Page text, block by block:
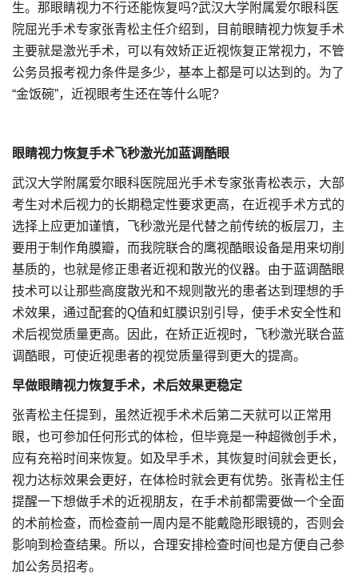
生。那眼睛视力不行还能恢复吗?武汉大学附属爱尔眼科医
院屈光手术专家张青松主任介绍到，目前眼睛视力恢复手术
主要就是激光手术，可以有效矫正近视恢复正常视力，不管
公务员报考视力条件是多少，基本上都是可以达到的。为了
“金饭碗”，近视眼考生还在等什么呢?
眼睛视力恢复手术飞秒激光加蓝调酷眼
武汉大学附属爱尔眼科医院屈光手术专家张青松表示，大部
考生对术后视力的长期稳定性要求更高，在近视手术方式的
选择上应更加谨慎，飞秒激光是代替之前传统的板层刀，主
要用于制作角膜瓣，而我院联合的鹰视酷眼设备是用来切削
基质的，也就是修正患者近视和散光的仪器。由于蓝调酷眼
技术可以让那些高度散光和不规则散光的患者达到理想的手
术效果，通过配套的Q值和虹膜识别引导，使手术安全性和
术后视觉质量更高。因此，在矫正近视时，飞秒激光联合蓝
调酷眼，可使近视患者的视觉质量得到更大的提高。
早做眼睛视力恢复手术，术后效果更稳定
张青松主任提到，虽然近视手术术后第二天就可以正常用
眼，也可参加任何形式的体检，但毕竟是一种超微创手术，
应有充裕时间来恢复。如及早手术，其恢复时间就会更长，
视力达标效果会更好，在体检时就会更有优势。张青松主任
提醒一下想做手术的近视朋友，在手术前都需要做一个全面
的术前检查，而检查前一周内是不能戴隐形眼镜的，否则会
影响到检查结果。所以，合理安排检查时间也是方便自己参
加公务员招考。